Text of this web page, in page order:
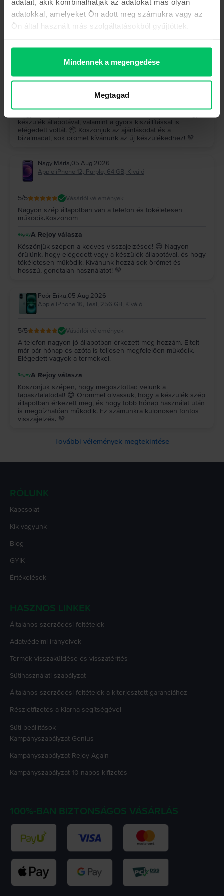
adatait, akik kombinálhatják az adatokat más olyan
adatokkal, amelyeket Ön adott meg számukra vagy az
Ön által használt más szolgáltatásokból gyűjtöttek.
Mindennek a megengedése
Megtagad
Hock József,05 Aug 2026
Samsung Galaxy S23 Ultra 5G Dual Sim, Graphite, 512 GB,
Kiváló
pontos, minden kifogástalanul működik, felülmúlta a
jár
készülék állapotával, valamint a gyors kiszállítással is
elégedett voltál. 📦 Köszönjük az ajánlásodat és a
bizalmadat, sok örömet kívánunk az új készülékedhez! 💚
Nagy Mária,05 Aug 2026
Apple iPhone 12, Purple, 64 GB, Kiváló
5/5 Vásárlói vélemények
Nagyon szép állapotban van a telefon és tökéletesen
működik.Köszönöm
A Rejoy válasza
Köszönjük szépen a kedves visszajelzésed! 😊 Nagyon
örülünk, hogy elégedett vagy a készülék állapotával, és hogy
tökéletesen működik. Kívánunk hozzá sok örömet és
hosszú, gondtalan használatot! 💚
Poór Erika,05 Aug 2026
Apple iPhone 16, Teal, 256 GB, Kiváló
5/5 Vásárlói vélemények
A telefon nagyon jó állapotban érkezett meg hozzám. Eltelt
már pár hónap és azóta is teljesen megfelelően működik.
Elégedett vagyok a termékkel.
A Rejoy válasza
Köszönjük szépen, hogy megosztottad velünk a
tapasztalatodat! 😊 Örömmel olvassuk, hogy a készülék szép
állapotban érkezett meg, és hogy több hónap használat után
is megbízhatóan működik. Ez számunkra különösen fontos
visszajelzés. 💚
További vélemények megtekintése
RÓLUNK
Kapcsolat
Kik vagyunk
Blog
GYIK
Értékelések
HASZNOS LINKEK
Általános szerződési feltételek
Adatvédelmi irányelvek
Termék visszaküldése és visszatérítés
Sütihasználati szabályzat
Általános szerződési feltételek a kiterjesztett garanciához
Részletfizetés a Klarna segítségével
Süti beállítások
Kampányszabályzat Genius
Kampányszabályzat Rejoy Again
Kampányszabályzat 10 napos kifizetés
100%-BAN BIZTONSÁGOS VÁSÁRLÁS